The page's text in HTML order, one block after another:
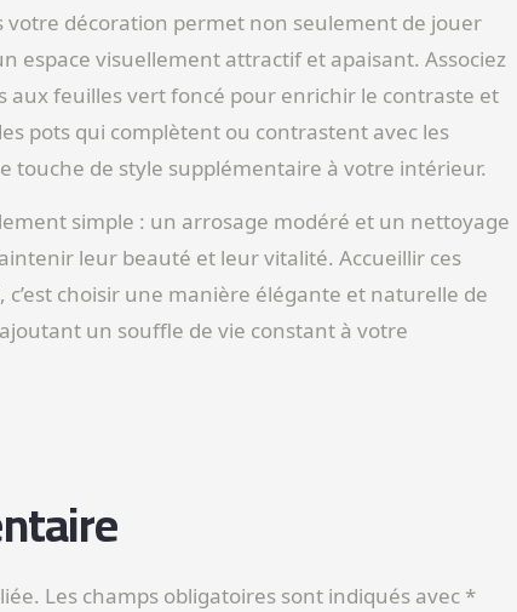
décoration permet non seulement de jouer
espace visuellement attractif et apaisant. Associez
aux feuilles vert foncé pour enrichir le contraste et
pots qui complètent ou contrastent avec les
touche de style supplémentaire à votre intérieur.
simple : un arrosage modéré et un nettoyage
leur beauté et leur vitalité. Accueillir ces
c’est choisir une manière élégante et naturelle de
un souffle de vie constant à votre
Les champs obligatoires sont indiqués avec *